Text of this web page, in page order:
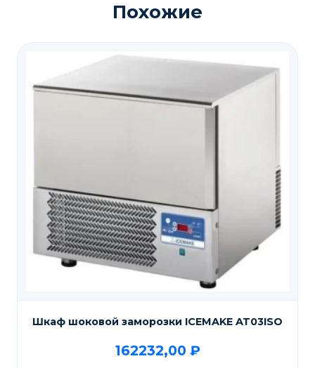
Похожие
Шкаф шоковой заморозки ICEMAKE AT03ISO
162232,00 ₽